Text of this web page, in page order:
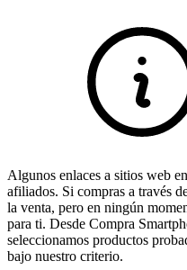
Algunos enlaces a sitios web
afiliados. Si compras a través
la venta, pero en ningún
para ti. Desde Compra
seleccionamos productos
bajo nuestro criterio.